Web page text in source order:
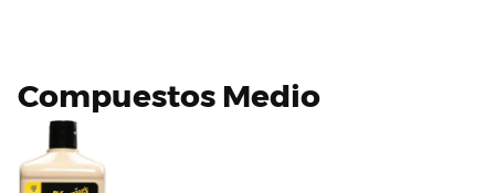
Compuestos Medio